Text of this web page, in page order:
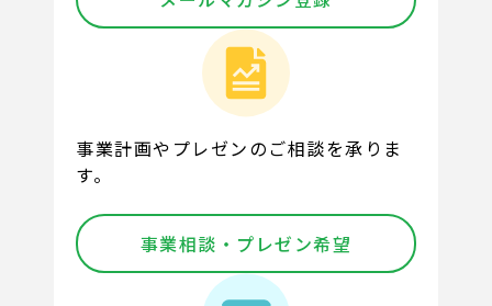
事業計画やプレゼンのご相談を承りま
す。
事業相談・プレゼン希望